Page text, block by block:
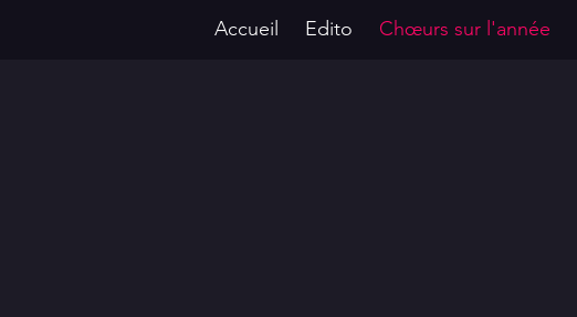
Accueil Edito Chœurs sur l'année